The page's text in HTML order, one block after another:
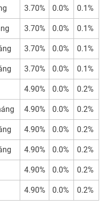
3.70% 0.0% 0.1%
3.70% 0.0% 0.1%
3.70% 0.0% 0.1%
3.70% 0.0% 0.1%
4.90% 0.0% 0.2%
4.90% 0.0% 0.2%
4.90% 0.0% 0.2%
4.90% 0.0% 0.2%
4.90% 0.0% 0.2%
4.90% 0.0% 0.2%